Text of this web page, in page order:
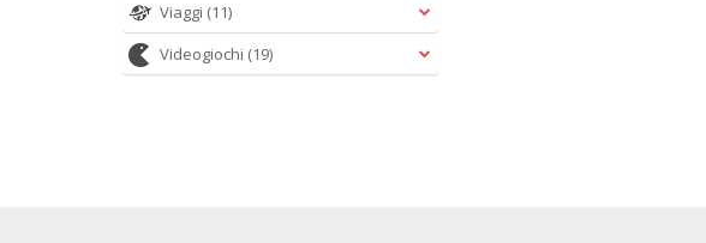
Viaggi (11)
Videogiochi (19)